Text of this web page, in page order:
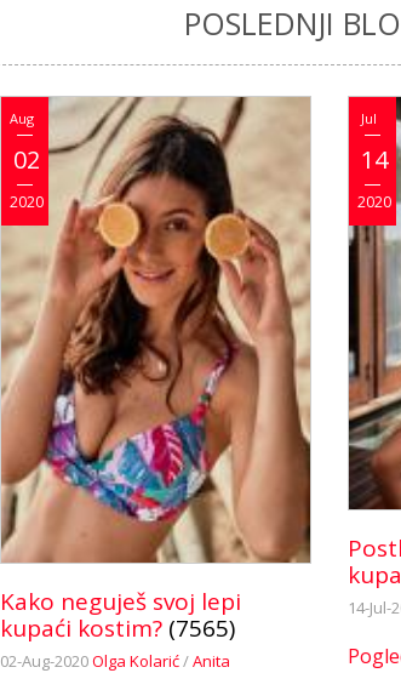
POSLEDNJI
Aug
02
2020
Kako neguješ svoj lepi
kupaći kostim?(7565)
02-Aug-2020Olga Kolarić/Anita
Jul
14
2020
14-Jul-